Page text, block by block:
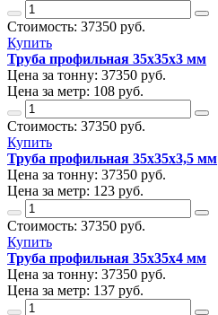
Стоимость: 37350 руб.
Купить
Труба профильная 35х35х3 мм
Цена за тонну: 37350 руб.
Цена за метр: 108 руб.
Стоимость: 37350 руб.
Купить
Труба профильная 35х35х3,5 мм
Цена за тонну: 37350 руб.
Цена за метр: 123 руб.
Стоимость: 37350 руб.
Купить
Труба профильная 35х35х4 мм
Цена за тонну: 37350 руб.
Цена за метр: 137 руб.